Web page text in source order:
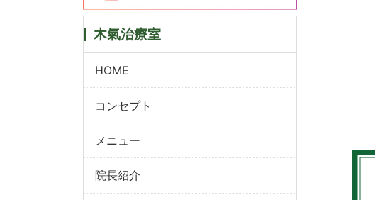
木氣治療室
HOME
コンセプト
メニュー
院長紹介